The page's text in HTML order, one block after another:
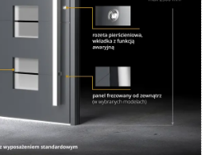
roku jako firma rodzinna i taki